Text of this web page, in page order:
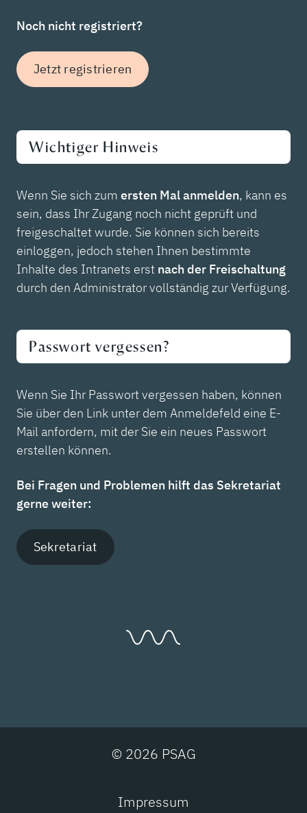
Noch nicht registriert?
Jetzt registrieren
Wichtiger Hinweis
Wenn Sie sich zum ersten Mal anmelden, kann es
sein, dass Ihr Zugang noch nicht geprüft und
freigeschaltet wurde. Sie können sich bereits
einloggen, jedoch stehen Ihnen bestimmte
Inhalte des Intranets erst nach der Freischaltung
durch den Administrator vollständig zur Verfügung.
Passwort vergessen?
Wenn Sie Ihr Passwort vergessen haben, können
Sie über den Link unter dem Anmeldefeld eine E-
Mail anfordern, mit der Sie ein neues Passwort
erstellen können.
Bei Fragen und Problemen hilft das Sekretariat
gerne weiter:
Sekretariat
© 2026 PSAG
Impressum